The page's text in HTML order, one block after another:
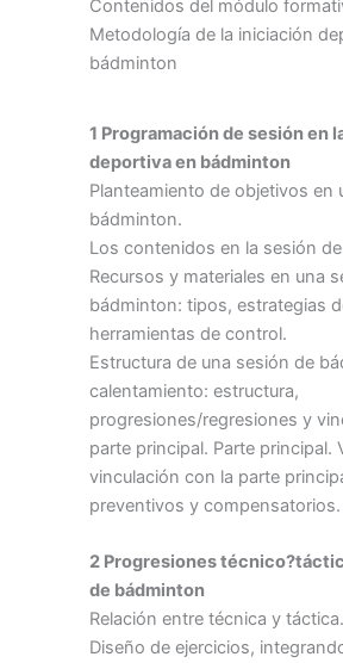
Contenidos del módulo
Metodología de la iniciación
bádminton
1 Programación de sesión en
deportiva en bádminton
Planteamiento de objetivos en
bádminton.
Los contenidos en la sesión
Recursos y materiales en una
bádminton: tipos, estrategias
herramientas de control.
Estructura de una sesión de
calentamiento: estructura,
progresiones/regresiones y
parte principal. Parte principal.
vinculación con la parte
preventivos y compensatorios.
2 Progresiones
de bádminton
Relación entre técnica y táctica.
Diseño de ejercicios,